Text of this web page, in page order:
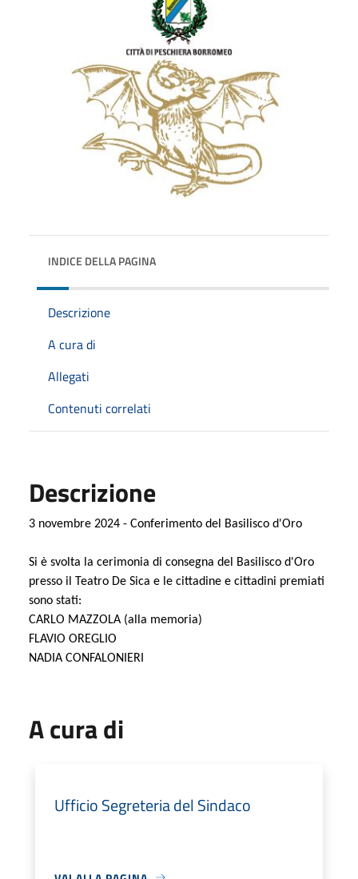
INDICE DELLA PAGINA
Descrizione
A cura di
Allegati
Contenuti correlati
Descrizione
3 novembre 2024 - Conferimento del Basilisco d'Oro
Si è svolta la cerimonia di consegna del Basilisco d'Oro
presso il Teatro De Sica e le cittadine e cittadini premiati
sono stati:
CARLO MAZZOLA (alla memoria)
FLAVIO OREGLIO
NADIA CONFALONIERI
A cura di
Ufficio Segreteria del Sindaco